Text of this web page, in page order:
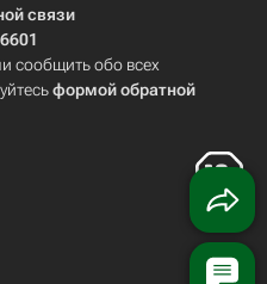
связи
сообщить обо всех
формой обратной